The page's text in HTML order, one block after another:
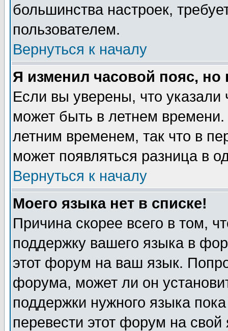
большинства настроек,
пользователем.
Вернуться к началу
Я изменил часовой пояс,
Если вы уверены, что указали
может быть в летнем
летним временем, так что в
может появляться разница в
Вернуться к началу
Моего языка нет в списке!
Причина скорее всего в том,
поддержку вашего языка в
этот форум на ваш язык.
форума, может ли он
поддержки нужного языка
перевести этот форум на